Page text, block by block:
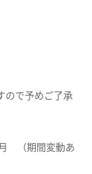
ので予めご了承
（期間変動あ